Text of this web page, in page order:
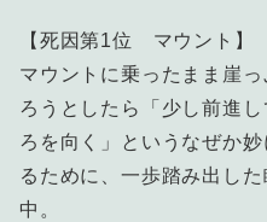
【死因第1位 マウント】
マウントに乗ったまま崖
ろうとしたら「少し前進
ろを向く」というなぜか
るために、一歩踏み出し
中。